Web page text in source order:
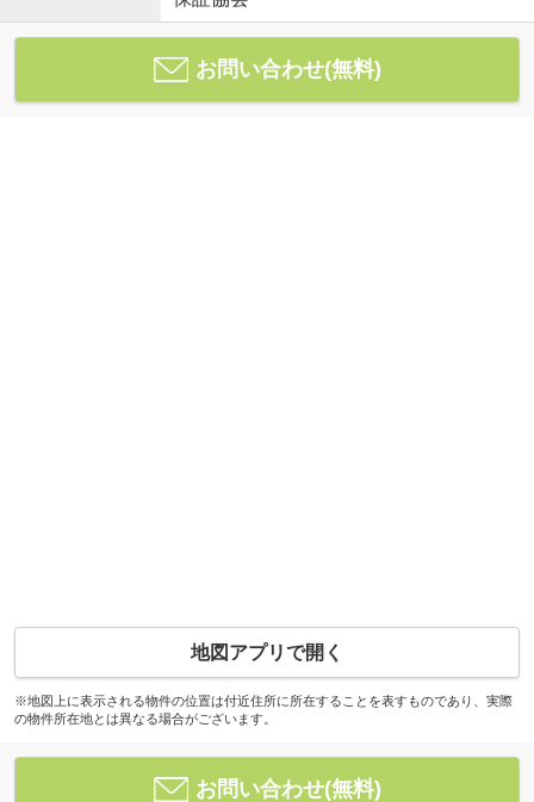
お問い合わせ(無料)
地図アプリで開く
※地図上に表示される物件の位置は付近住所に所在することを表すものであり、実際
の物件所在地とは異なる場合がございます。
お問い合わせ(無料)